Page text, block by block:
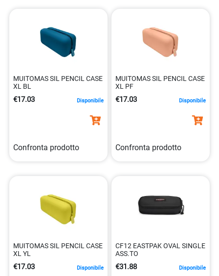
MUITOMAS SIL PENCIL CASE
XL BL
€17.03 Disponibile
Confronta prodotto
MUITOMAS SIL PENCIL CASE
XL PF
€17.03 Disponibile
Confronta prodotto
MUITOMAS SIL PENCIL CASE
XL YL
€17.03 Disponibile
CF12 EASTPAK OVAL SINGLE
ASS.TO
€31.88 Disponibile